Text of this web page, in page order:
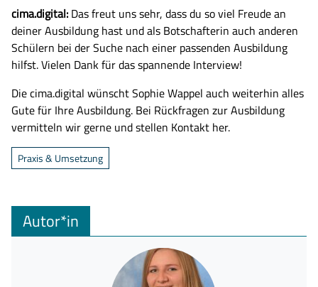
cima.digital: Das freut uns sehr, dass du so viel Freude an
deiner Ausbildung hast und als Botschafterin auch anderen
Schülern bei der Suche nach einer passenden Ausbildung
hilfst. Vielen Dank für das spannende Interview!
Die cima.digital wünscht Sophie Wappel auch weiterhin alles
Gute für Ihre Ausbildung. Bei Rückfragen zur Ausbildung
vermitteln wir gerne und stellen Kontakt her.
Praxis & Umsetzung
Autor*in